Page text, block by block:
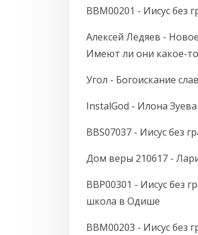
BBM00201 - Иисус без
Алексей Ледяев -
Имеют ли они какое-
Угол - Богоискание
InstalGod - Илона
BBS07037 - Иисус без
Дом веры 210617 -
BBP00301 - Иисус без
школа в Одише
BBM00203 - Иисус без